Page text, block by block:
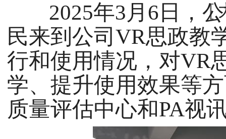
[
2025年3月6日，
民来到公司VR思政教
行和使用情况，对VR
学、提升使用效果等
质量评估中心和PA视